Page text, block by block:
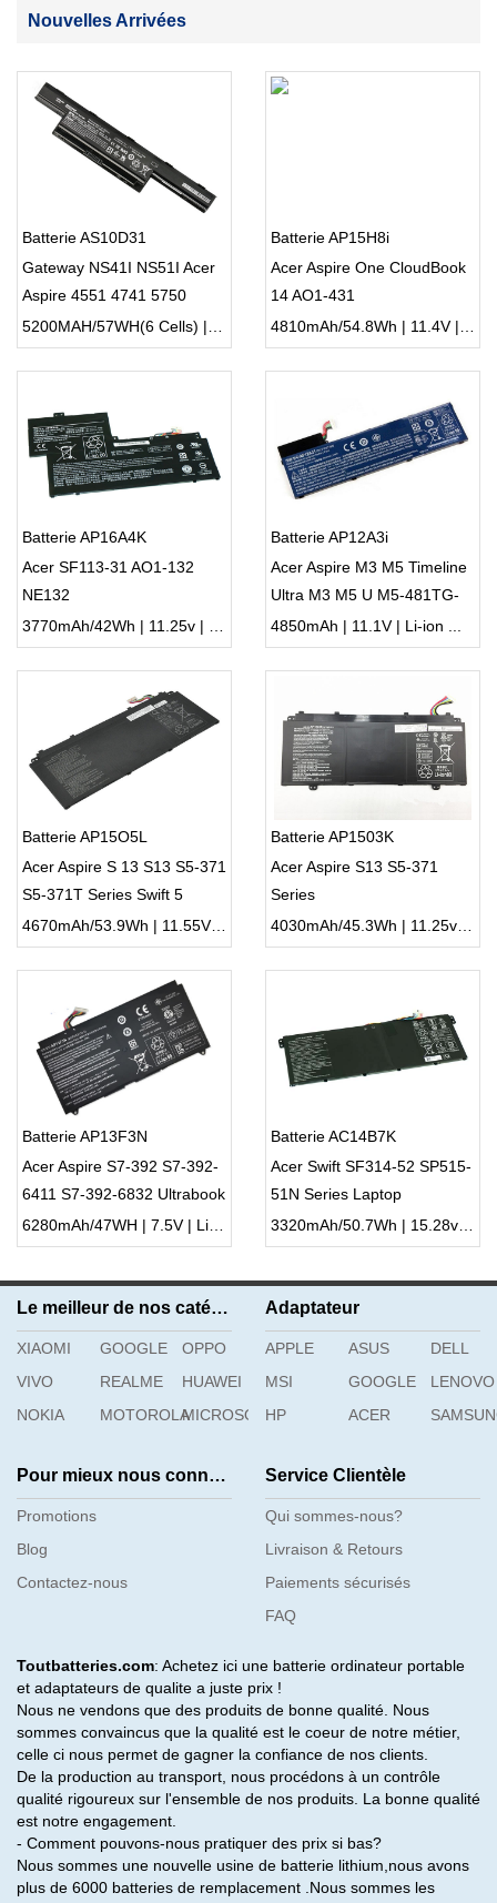
Nouvelles Arrivées
Batterie AS10D31
Gateway NS41I NS51I Acer
Aspire 4551 4741 5750
5200MAH/57WH(6 Cells) | 10.8v/11.1v | Li-ion ...
Batterie AP15H8i
Acer Aspire One CloudBook
14 AO1-431
4810mAh/54.8Wh | 11.4V | Li-ion ...
Batterie AP16A4K
Acer SF113-31 AO1-132
NE132
3770mAh/42Wh | 11.25v | Li-ion ...
Batterie AP12A3i
Acer Aspire M3 M5 Timeline
Ultra M3 M5 U M5-481TG-
6814
4850mAh | 11.1V | Li-ion ...
Batterie AP15O5L
Acer Aspire S 13 S13 S5-371
S5-371T Series Swift 5
4670mAh/53.9Wh | 11.55V | Li-ion ...
Batterie AP1503K
Acer Aspire S13 S5-371
Series
4030mAh/45.3Wh | 11.25v | Li-ion ...
Batterie AP13F3N
Acer Aspire S7-392 S7-392-
6411 S7-392-6832 Ultrabook
6280mAh/47WH | 7.5V | Li-ion ...
Batterie AC14B7K
Acer Swift SF314-52 SP515-
51N Series Laptop
3320mAh/50.7Wh | 15.28v | Li-ion ...
Le meilleur de nos catégories
XIAOMI GOOGLE
OPPO
VIVO
REALME
HUAWEI
NOKIA
MOTOROLAMICROSOFT
Adaptateur
APPLE ASUS
DELL
MSI
GOOGLE
LENOVO
HP
ACER
Pour mieux nous connaître
Promotions
Blog
Contactez-nous
Service Clientèle
Qui sommes-nous?
Livraison & Retours
Paiements sécurisés
FAQ
Toutbatteries.com: Achetez ici une batterie ordinateur portable
et adaptateurs de qualite a juste prix !
Nous ne vendons que des produits de bonne qualité. Nous
sommes convaincus que la qualité est le coeur de notre métier,
celle ci nous permet de gagner la confiance de nos clients.
De la production au transport, nous procédons à un contrôle
qualité rigoureux sur l'ensemble de nos produits. La bonne qualité
est notre engagement.
- Comment pouvons-nous pratiquer des prix si bas?
Nous sommes une nouvelle usine de batterie lithium,nous avons
plus de 6000 batteries de remplacement .Nous sommes les